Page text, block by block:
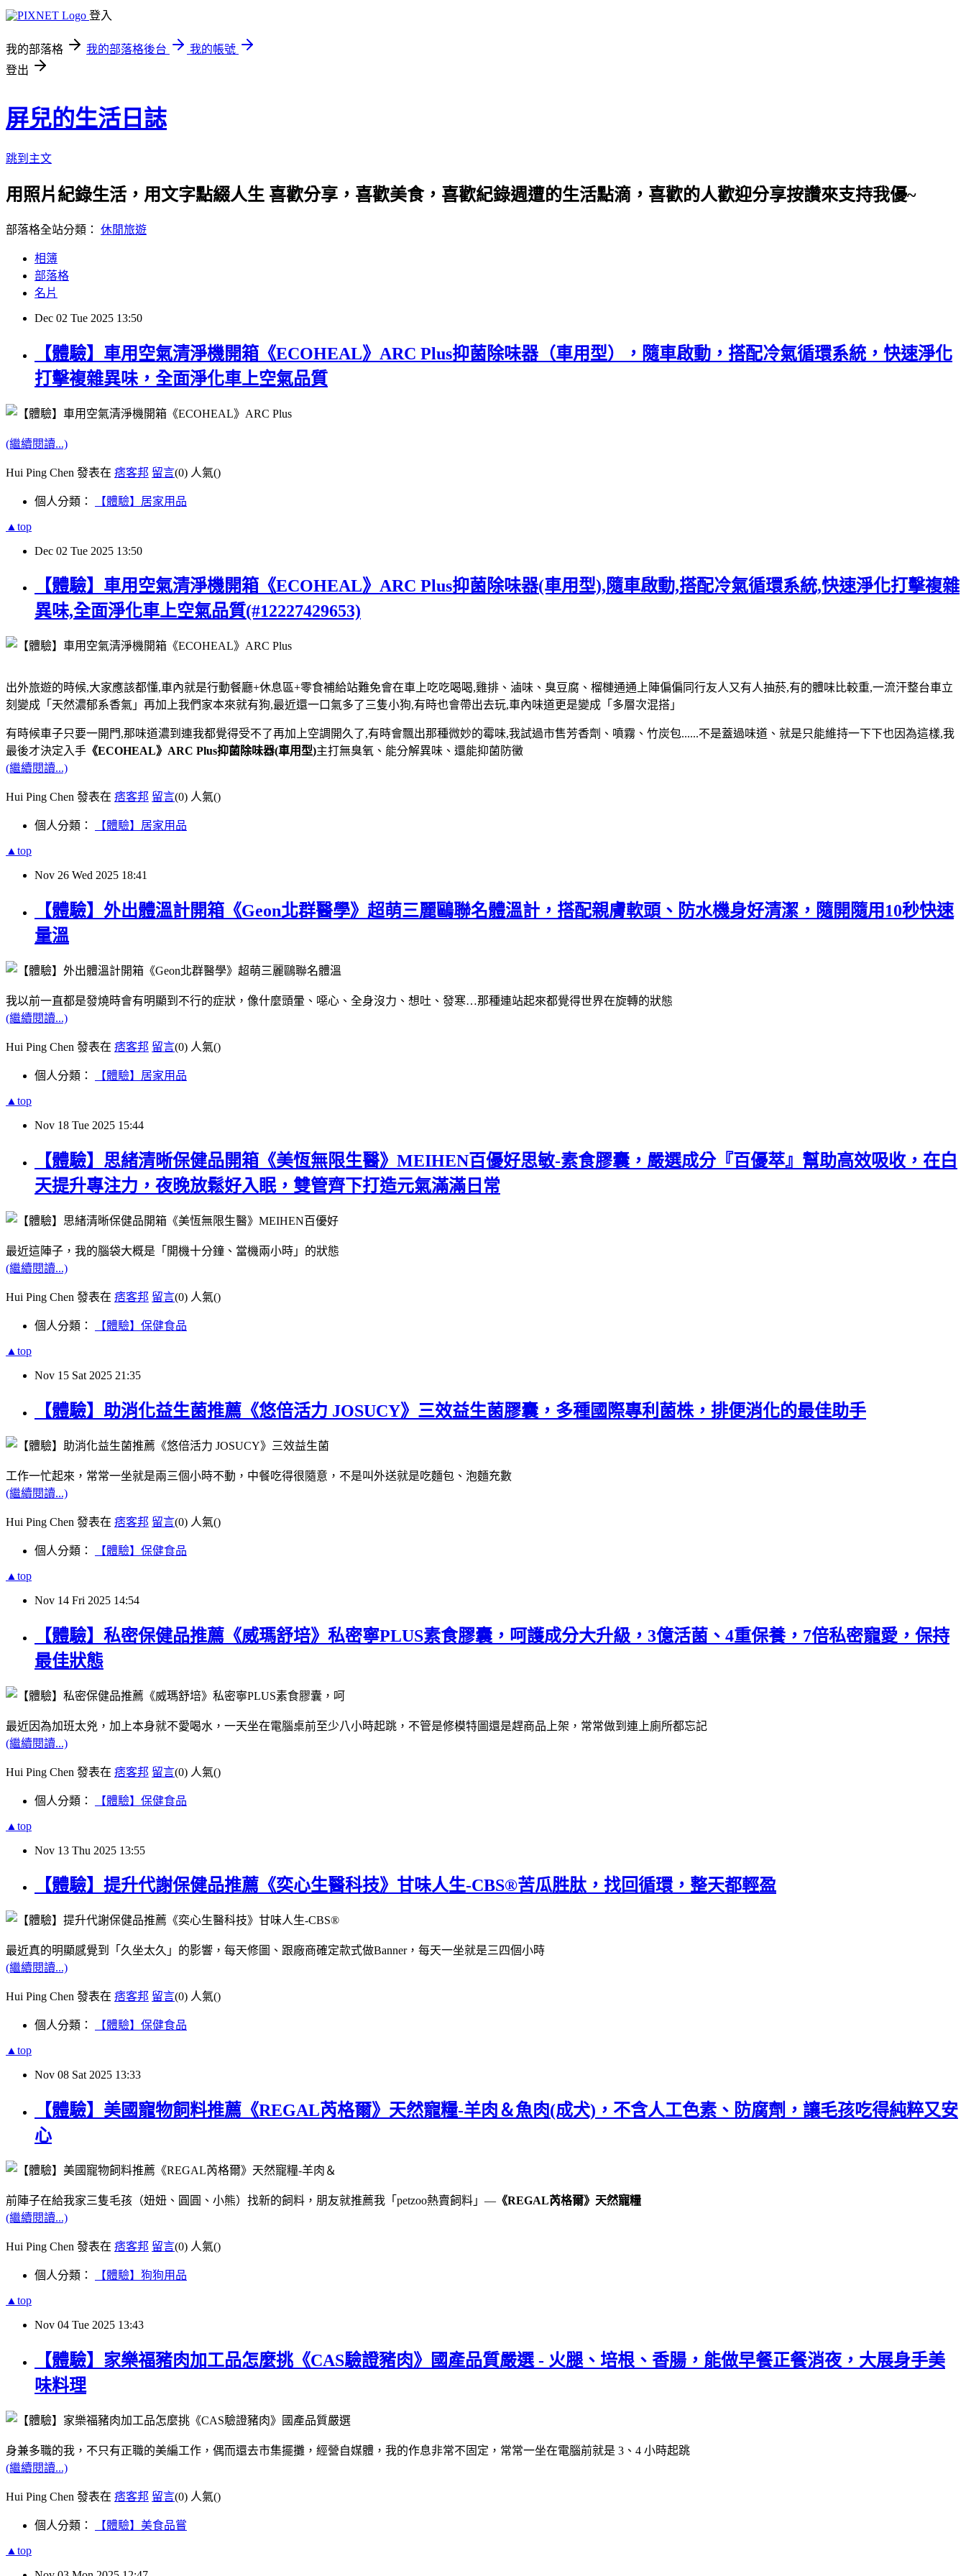
登入
我的部落格 我的部落格後台
我的帳號
登出
屏兒的生活日誌
跳到主文
用照片紀錄生活，用文字點綴人生 喜歡分享，喜歡美食，喜歡紀錄週遭的生活點滴，喜歡的人歡迎分享按讚來支持我優~
部落格全站分類： 休閒旅遊
相簿
部落格
名片
Dec 02 Tue 2025 13:50
【體驗】車用空氣清淨機開箱《ECOHEAL》ARC Plus抑菌除味器（車用型），隨車啟動，搭配冷氣循環系統，快速淨化
打擊複雜異味，全面淨化車上空氣品質
(繼續閱讀...)
Hui Ping Chen 發表在 痞客邦 留言(0) 人氣()
個人分類： 【體驗】居家用品
▲top
Dec 02 Tue 2025 13:50
【體驗】車用空氣清淨機開箱《ECOHEAL》ARC Plus抑菌除味器(車用型),隨車啟動,搭配冷氣循環系統,快速淨化打擊複雜
異味,全面淨化車上空氣品質(#12227429653)
出外旅遊的時候,大家應該都懂,車內就是行動餐廳+休息區+零食補給站難免會在車上吃吃喝喝,雞排、滷味、臭豆腐、榴槤通通上陣偏偏同行友人又有人抽菸,有的體味比較重,一流汗整台車立
刻變成「天然濃郁系香氣」再加上我們家本來就有狗,最近還一口氣多了三隻小狗,有時也會帶出去玩,車內味道更是變成「多層次混搭」
有時候車子只要一開門,那味道濃到連我都覺得受不了再加上空調開久了,有時會飄出那種微妙的霉味,我試過市售芳香劑、噴霧、竹炭包......不是蓋過味道、就是只能維持一下下也因為這樣,我
最後才決定入手 《ECOHEAL》ARC Plus抑菌除味器(車用型)主打無臭氧、能分解異味、還能抑菌防黴
(繼續閱讀...)
Hui Ping Chen 發表在 痞客邦 留言(0) 人氣()
個人分類： 【體驗】居家用品
▲top
Nov 26 Wed 2025 18:41
【體驗】外出體溫計開箱《Geon北群醫學》超萌三麗鷗聯名體溫計，搭配親膚軟頭、防水機身好清潔，隨開隨用10秒快速
量溫
我以前一直都是發燒時會有明顯到不行的症狀，像什麼頭暈、噁心、全身沒力、想吐、發寒…那種連站起來都覺得世界在旋轉的狀態
(繼續閱讀...)
Hui Ping Chen 發表在 痞客邦 留言(0) 人氣()
個人分類： 【體驗】居家用品
▲top
Nov 18 Tue 2025 15:44
【體驗】思緒清晰保健品開箱《美恆無限生醫》MEIHEN百優好思敏-素食膠囊，嚴選成分『百優萃』幫助高效吸收，在白
天提升專注力，夜晚放鬆好入眠，雙管齊下打造元氣滿滿日常
最近這陣子，我的腦袋大概是「開機十分鐘、當機兩小時」的狀態
(繼續閱讀...)
Hui Ping Chen 發表在 痞客邦 留言(0) 人氣()
個人分類： 【體驗】保健食品
▲top
Nov 15 Sat 2025 21:35
【體驗】助消化益生菌推薦《悠倍活力 JOSUCY》三效益生菌膠囊，多種國際專利菌株，排便消化的最佳助手
工作一忙起來，常常一坐就是兩三個小時不動，中餐吃得很隨意，不是叫外送就是吃麵包、泡麵充數
(繼續閱讀...)
Hui Ping Chen 發表在 痞客邦 留言(0) 人氣()
個人分類： 【體驗】保健食品
▲top
Nov 14 Fri 2025 14:54
【體驗】私密保健品推薦《威瑪舒培》私密寧PLUS素食膠囊，呵護成分大升級，3億活菌、4重保養，7倍私密寵愛，保持
最佳狀態
最近因為加班太兇，加上本身就不愛喝水，一天坐在電腦桌前至少八小時起跳，不管是修模特圖還是趕商品上架，常常做到連上廁所都忘記
(繼續閱讀...)
Hui Ping Chen 發表在 痞客邦 留言(0) 人氣()
個人分類： 【體驗】保健食品
▲top
Nov 13 Thu 2025 13:55
【體驗】提升代謝保健品推薦《奕心生醫科技》甘味人生-CBS®苦瓜胜肽，找回循環，整天都輕盈
最近真的明顯感覺到「久坐太久」的影響，每天修圖、跟廠商確定款式做Banner，每天一坐就是三四個小時
(繼續閱讀...)
Hui Ping Chen 發表在 痞客邦 留言(0) 人氣()
個人分類： 【體驗】保健食品
▲top
Nov 08 Sat 2025 13:33
【體驗】美國寵物飼料推薦《REGAL芮格爾》天然寵糧-羊肉＆魚肉(成犬)，不含人工色素、防腐劑，讓毛孩吃得純粹又安
心
前陣子在給我家三隻毛孩（妞妞、圓圓、小熊）找新的飼料，朋友就推薦我「petzoo熱賣飼料」— 《REGAL芮格爾》天然寵糧
(繼續閱讀...)
Hui Ping Chen 發表在 痞客邦 留言(0) 人氣()
個人分類： 【體驗】狗狗用品
▲top
Nov 04 Tue 2025 13:43
【體驗】家樂福豬肉加工品怎麼挑《CAS驗證豬肉》國產品質嚴選 - 火腿、培根、香腸，能做早餐正餐消夜，大展身手美
味料理
身兼多職的我，不只有正職的美編工作，偶而還去市集擺攤，經營自媒體，我的作息非常不固定，常常一坐在電腦前就是 3、4 小時起跳
(繼續閱讀...)
Hui Ping Chen 發表在 痞客邦 留言(0) 人氣()
個人分類： 【體驗】美食品嘗
▲top